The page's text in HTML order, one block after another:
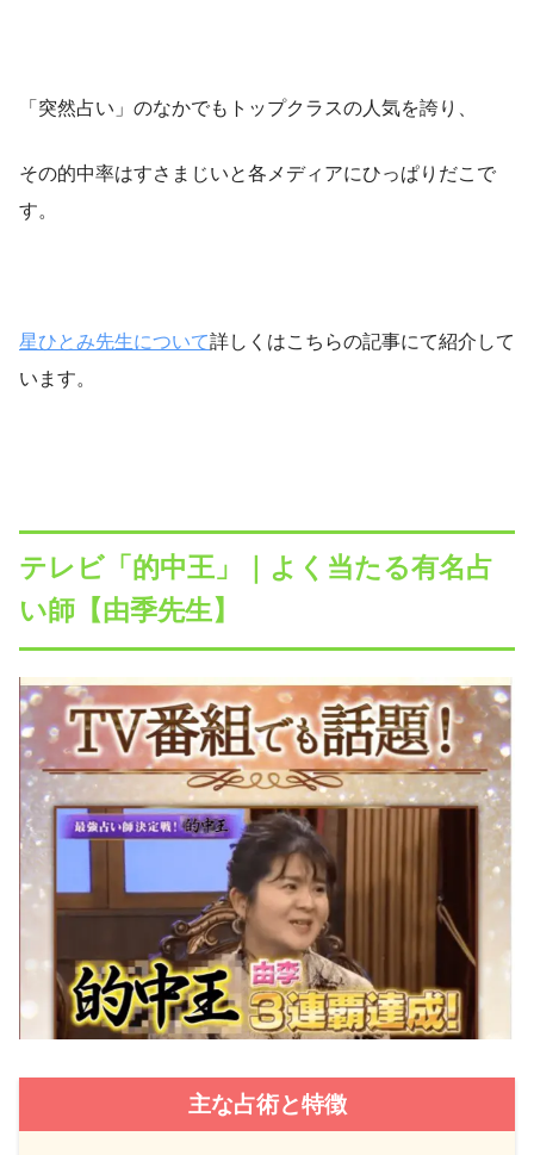
「突然占い」のなかでもトップクラスの人気を誇り、
その的中率はすさまじいと各メディアにひっぱりだこで
す。
星ひとみ先生について詳しくはこちらの記事にて紹介して
います。
テレビ「的中王」｜よく当たる有名占
い師【由季先生】
主な占術と特徴